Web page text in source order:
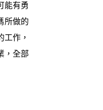
能有勇
所做的
作，
，全部